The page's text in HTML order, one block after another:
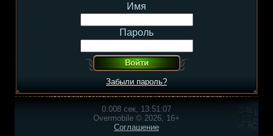
Имя
Пароль
Забыли пароль?
0.008 сек, 13:51:07
Overmobile © 2026, 16+
Соглашение